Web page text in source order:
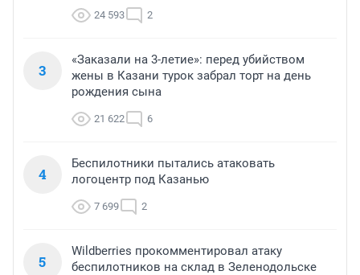
24 593 2
3
«Заказали на 3-летие»: перед убийством
жены в Казани турок забрал торт на день
рождения сына
21 622 6
4
Беспилотники пытались атаковать
логоцентр под Казанью
7 699 2
5
Wildberries прокомментировал атаку
беспилотников на склад в Зеленодольске